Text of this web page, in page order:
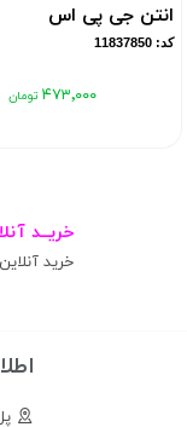
انتن جی پی اس
کد: 11837850
۴۷۳٬۰۰۰
خریــد
خرید